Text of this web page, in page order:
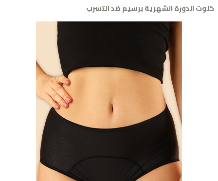
الدورة الشهرية برسيم ضد التسرب